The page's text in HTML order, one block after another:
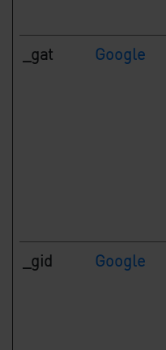
_gat Google
_gid Google